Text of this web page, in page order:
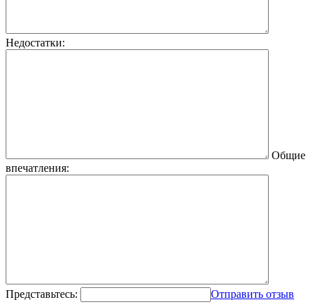
Недостатки:
Общие
впечатления:
Представьтесь: Отправить отзыв